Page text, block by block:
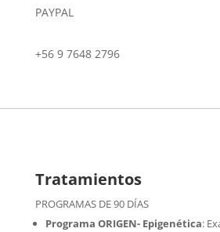
PAYPAL
+56 9 7648 2796
Tratamientos
PROGRAMAS DE 90 DÍAS
Programa ORIGEN- Epigenética: